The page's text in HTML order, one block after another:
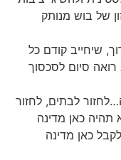
של בוש מנותק
שיחייב קודם כל
סיום לסכסוך
לבתים, לחזור
כאן מדינה
כאן מדינה